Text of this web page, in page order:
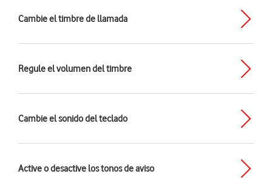
Cambie el timbre de llamada
Regule el volumen del timbre
Cambie el sonido del teclado
Active o desactive los tonos de aviso